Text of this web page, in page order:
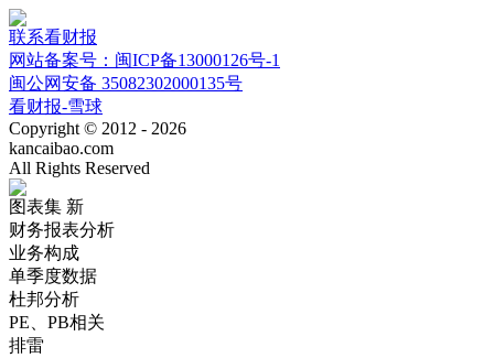
联系看财报
网站备案号：闽ICP备13000126号-1
闽公网安备 35082302000135号
看财报-雪球
Copyright © 2012 - 2026
kancaibao.com
All Rights Reserved
图表集 新
财务报表分析
业务构成
单季度数据
杜邦分析
PE、PB相关
排雷